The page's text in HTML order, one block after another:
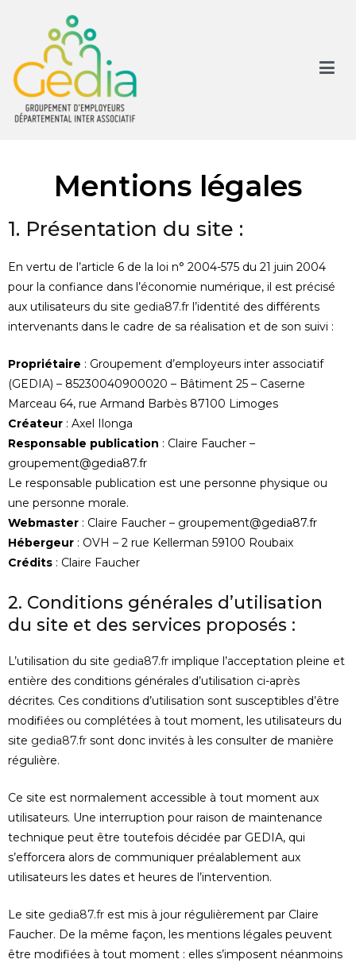
Mentions légales
1. Présentation du site :
En vertu de l’article 6 de la loi n° 2004-575 du 21 juin 2004
pour la confiance dans l’économie numérique, il est précisé
aux utilisateurs du site gedia87.fr l’identité des différents
intervenants dans le cadre de sa réalisation et de son suivi :
Propriétaire : Groupement d’employeurs inter associatif
(GEDIA) – 85230040900020 – Bâtiment 25 – Caserne
Marceau 64, rue Armand Barbès 87100 Limoges
Créateur : Axel Ilonga
Responsable publication : Claire Faucher –
groupement@gedia87.fr
Le responsable publication est une personne physique ou
une personne morale.
Webmaster : Claire Faucher – groupement@gedia87.fr
Hébergeur : OVH – 2 rue Kellerman 59100 Roubaix
Crédits : Claire Faucher
2. Conditions générales d’utilisation
du site et des services proposés :
L’utilisation du site gedia87.fr implique l’acceptation pleine et
entière des conditions générales d’utilisation ci-après
décrites. Ces conditions d’utilisation sont susceptibles d’être
modifiées ou complétées à tout moment, les utilisateurs du
site gedia87.fr sont donc invités à les consulter de manière
régulière.
Ce site est normalement accessible à tout moment aux
utilisateurs. Une interruption pour raison de maintenance
technique peut être toutefois décidée par GEDIA, qui
s’efforcera alors de communiquer préalablement aux
utilisateurs les dates et heures de l’intervention.
Le site gedia87.fr est mis à jour régulièrement par Claire
Faucher. De la même façon, les mentions légales peuvent
être modifiées à tout moment : elles s’imposent néanmoins